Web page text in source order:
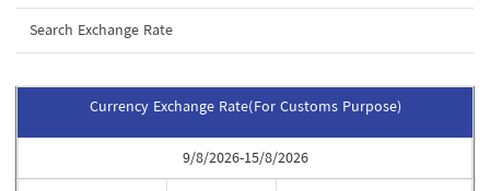
Search Exchange Rate
Currency Exchange Rate(For Customs Purpose)
9/8/2026-15/8/2026